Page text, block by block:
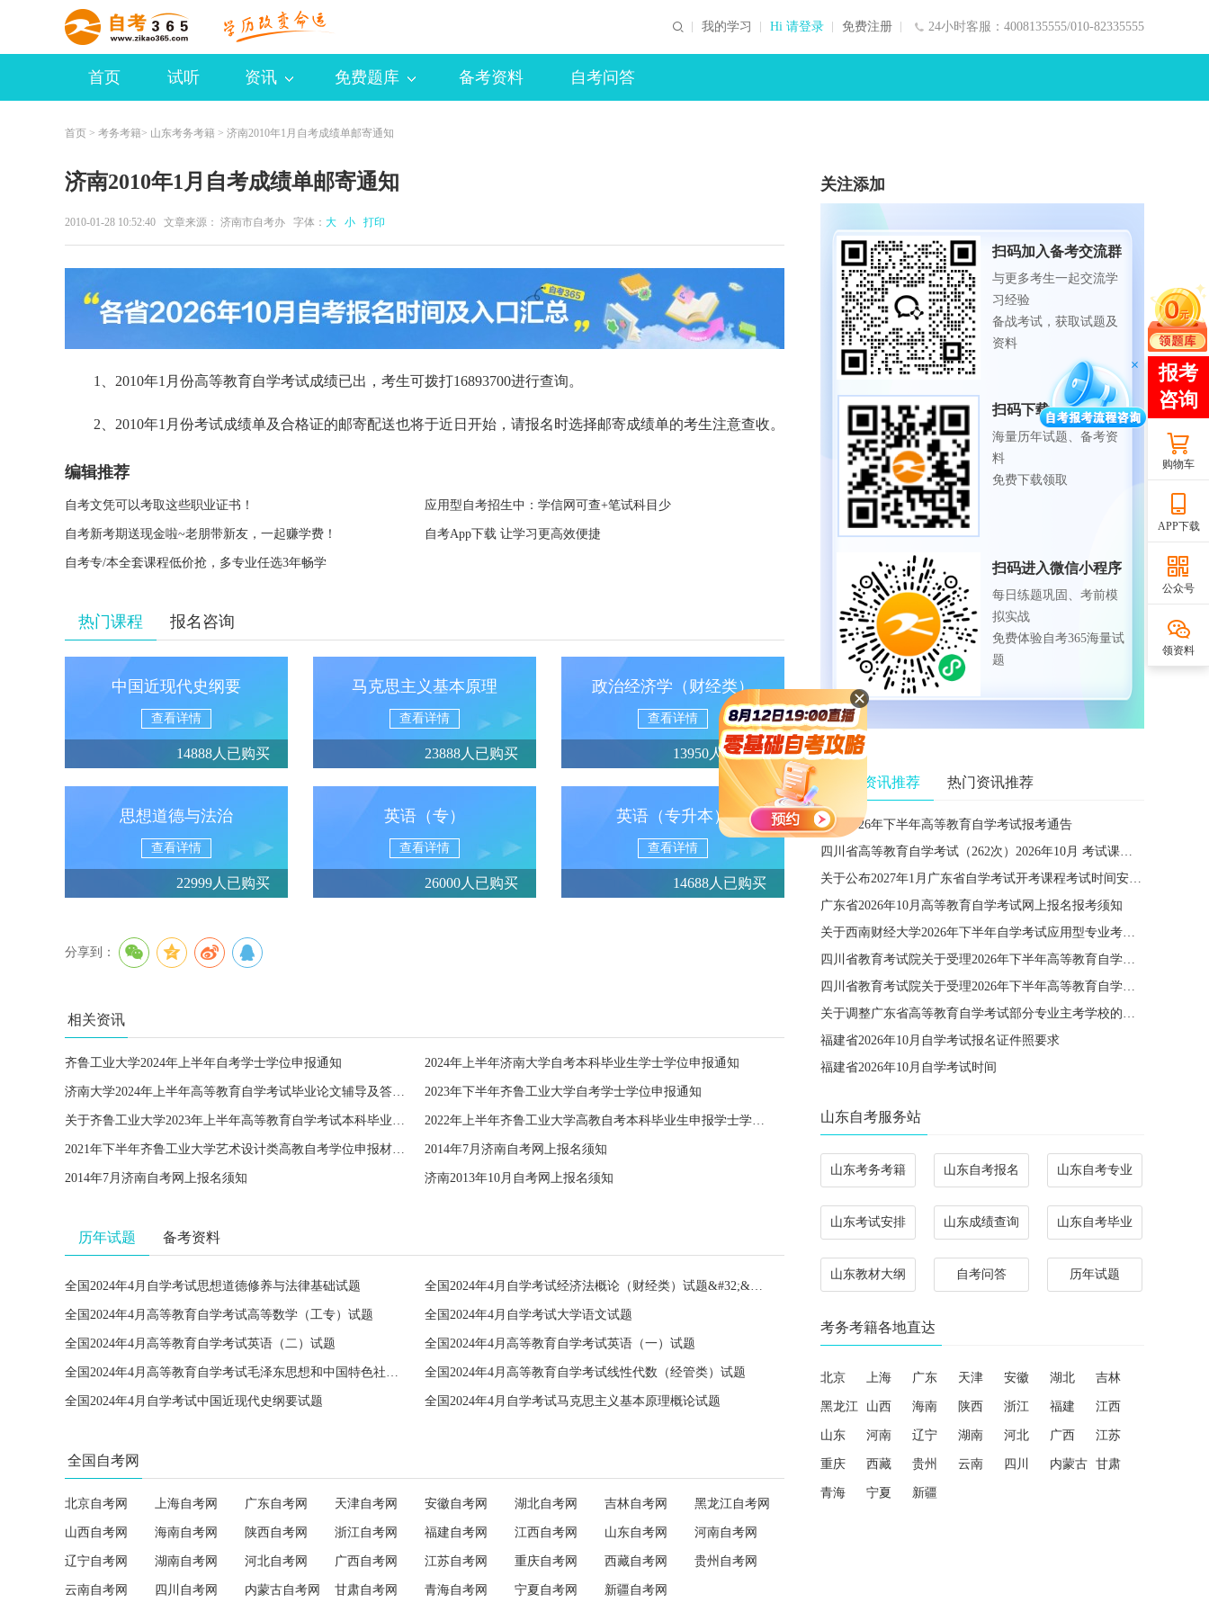
24小时客服：4008135555/010-82335555
我的学习 Hi 请登录 免费注册
首页 试听 资讯 免费题库 备考资料 自考问答
首页 > 考务考籍> 山东考务考籍 > 济南2010年1月自考成绩单邮寄通知
济南2010年1月自考成绩单邮寄通知
2010-01-28 10:52:40 文章来源： 济南市自考办 字体： 大 小 打印
1、2010年1月份高等教育自学考试成绩已出，考生可拨打16893700进行查询。
2、2010年1月份考试成绩单及合格证的邮寄配送也将于近日开始，请报名时选择邮寄成绩单的考生注意查收。
编辑推荐
自考文凭可以考取这些职业证书！ 应用型自考招生中：学信网可查+笔试科目少
自考新考期送现金啦~老朋带新友，一起赚学费！ 自考App下载 让学习更高效便捷
自考专/本全套课程低价抢，多专业任选3年畅学
热门课程 报名咨询
中国近现代史纲要
查看详情
14888人已购买
马克思主义基本原理
查看详情
23888人已购买
政治经济学（财经类）
查看详情
13950人已购买
思想道德与法治
查看详情
22999人已购买
英语（专）
查看详情
26000人已购买
英语（专升本）
查看详情
14688人已购买
分享到：
相关资讯
齐鲁工业大学2024年上半年自考学士学位申报通知 2024年上半年济南大学自考本科毕业生学士学位申报通知
济南大学2024年上半年高等教育自学考试毕业论文辅导及答辩实施方案 2023年下半年齐鲁工业大学自考学士学位申报通知
关于齐鲁工业大学2023年上半年高等教育自学考试本科毕业生申报学士学位的通知 2022年上半年齐鲁工业大学高教自考本科毕业生申报学士学位通知
2021年下半年齐鲁工业大学艺术设计类高教自考学位申报材料进行审核的通知 2014年7月济南自考网上报名须知
2014年7月济南自考网上报名须知 济南2013年10月自考网上报名须知
历年试题 备考资料
全国2024年4月自学考试思想道德修养与法律基础试题 全国2024年4月自学考试经济法概论（财经类）试题&#32;&#32;
全国2024年4月高等教育自学考试高等数学（工专）试题 全国2024年4月自学考试大学语文试题
全国2024年4月高等教育自学考试英语（二）试题 全国2024年4月高等教育自学考试英语（一）试题
全国2024年4月高等教育自学考试毛泽东思想和中国特色社会主义理论体系概论试题 全国2024年4月高等教育自学考试线性代数（经管类）试题
全国2024年4月自学考试中国近现代史纲要试题 全国2024年4月自学考试马克思主义基本原理概论试题
全国自考网
北京自考网 上海自考网 广东自考网 天津自考网 安徽自考网 湖北自考网 吉林自考网 黑龙江自考网
山西自考网 海南自考网 陕西自考网 浙江自考网 福建自考网 江西自考网 山东自考网 河南自考网
辽宁自考网 湖南自考网 河北自考网 广西自考网 江苏自考网 重庆自考网 西藏自考网 贵州自考网
云南自考网 四川自考网 内蒙古自考网 甘肃自考网 青海自考网 宁夏自考网 新疆自考网
关注添加
扫码加入备考交流群
与更多考生一起交流学
习经验
备战考试，获取试题及
资料
扫码下载APP
海量历年试题、备考资
料
免费下载领取
扫码进入微信小程序
每日练题巩固、考前模
拟实战
免费体验自考365海量试
题
相关资讯推荐 热门资讯推荐
宁夏2026年下半年高等教育自学考试报考通告
四川省高等教育自学考试（262次）2026年10月 考试课程简表
关于公布2027年1月广东省自学考试开考课程考试时间安排和使用教材的通知
广东省2026年10月高等教育自学考试网上报名报考须知
关于西南财经大学2026年下半年自学考试应用型专业考籍更改办理的通知
四川省教育考试院关于受理2026年下半年高等教育自学考试省际转考申请的通告
四川省教育考试院关于受理2026年下半年高等教育自学考试考籍更改申请的通告
关于调整广东省高等教育自学考试部分专业主考学校的通知
福建省2026年10月自学考试报名证件照要求
福建省2026年10月自学考试时间
山东自考服务站
山东考务考籍 山东自考报名 山东自考专业
山东考试安排 山东成绩查询 山东自考毕业
山东教材大纲 自考问答 历年试题
考务考籍各地直达
北京 上海 广东 天津 安徽 湖北 吉林
黑龙江 山西 海南 陕西 浙江 福建 江西
山东 河南 辽宁 湖南 河北 广西 江苏
重庆 西藏 贵州 云南 四川 内蒙古 甘肃
青海 宁夏 新疆
购物车
APP下载
公众号
领资料